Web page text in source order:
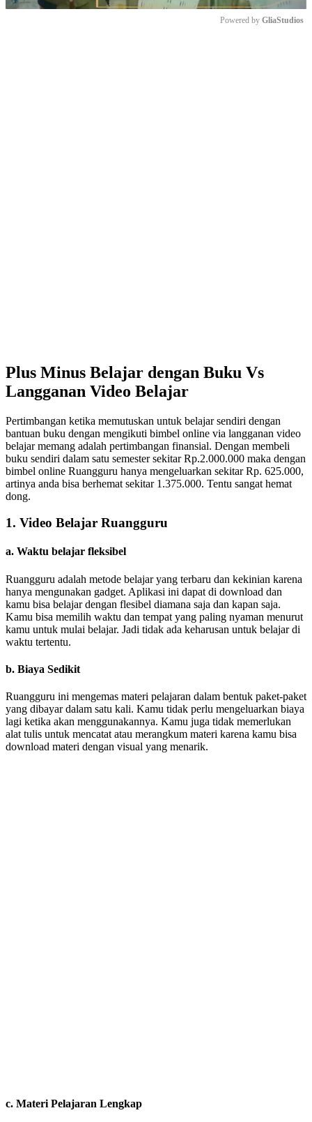
Powered by GliaStudios
Plus Minus Belajar dengan Buku Vs
Langganan Video Belajar
Pertimbangan ketika memutuskan untuk belajar sendiri dengan
bantuan buku dengan mengikuti bimbel online via langganan video
belajar memang adalah pertimbangan finansial. Dengan membeli
buku sendiri dalam satu semester sekitar Rp.2.000.000 maka dengan
bimbel online Ruangguru hanya mengeluarkan sekitar Rp. 625.000,
artinya anda bisa berhemat sekitar 1.375.000. Tentu sangat hemat
dong.
1. Video Belajar Ruangguru
a. Waktu belajar fleksibel
Ruangguru adalah metode belajar yang terbaru dan kekinian karena
hanya mengunakan gadget. Aplikasi ini dapat di download dan
kamu bisa belajar dengan flesibel diamana saja dan kapan saja.
Kamu bisa memilih waktu dan tempat yang paling nyaman menurut
kamu untuk mulai belajar. Jadi tidak ada keharusan untuk belajar di
waktu tertentu.
b. Biaya Sedikit
Ruangguru ini mengemas materi pelajaran dalam bentuk paket-paket
yang dibayar dalam satu kali. Kamu tidak perlu mengeluarkan biaya
lagi ketika akan menggunakannya. Kamu juga tidak memerlukan
alat tulis untuk mencatat atau merangkum materi karena kamu bisa
download materi dengan visual yang menarik.
c. Materi Pelajaran Lengkap